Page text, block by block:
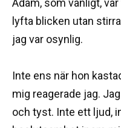
Adam, som vanligt,
lyfta blicken utan
jag var osynlig.
Inte ens när hon
mig reagerade jag.
och tyst. Inte ett ljud,